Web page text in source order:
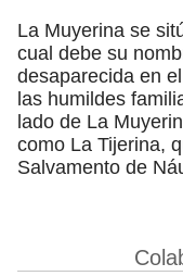
La Muyerina se
cual debe su
desaparecida en
las humildes
lado de La
como La Tijerina,
Salvamento de